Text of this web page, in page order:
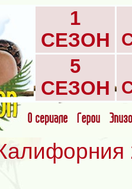
1
СЕЗОН
5
СЕЗОН